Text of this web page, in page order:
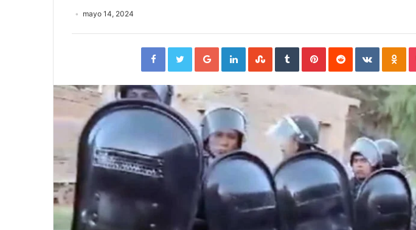
mayo 14, 2024
FacebookTwitterGoogle+LinkedInStumbleUpon
TumblrPinterestReddit